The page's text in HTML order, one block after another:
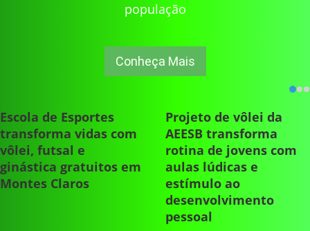
população
Conheça Mais
Escola de Esportes
transforma vidas com
vôlei, futsal e
ginástica gratuitos em
Montes Claros
Projeto de vôlei da
AEESB transforma
rotina de jovens com
aulas lúdicas e
estímulo ao
desenvolvimento
pessoal